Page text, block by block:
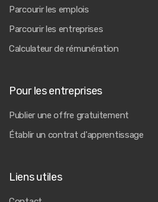
Parcourir les emplois
Parcourir les entreprises
Calculateur de rémunération
Pour les entreprises
Publier une offre gratuitement
Établir un contrat d'apprentissage
Liens utiles